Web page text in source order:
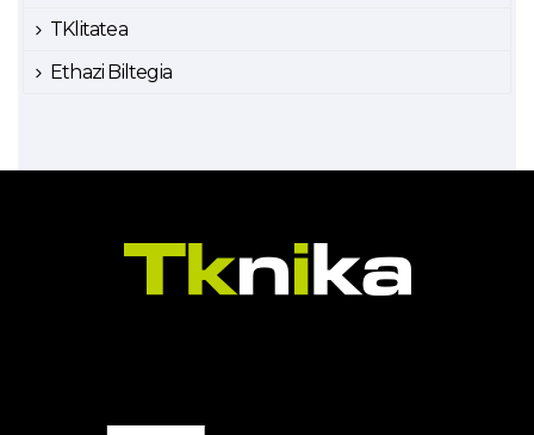
TKlitatea
Ethazi Biltegia